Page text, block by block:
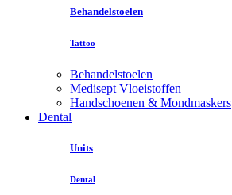
Behandelstoelen
Tattoo
Behandelstoelen
Medisept Vloeistoffen
Handschoenen & Mondmaskers
Dental
Units
Dental